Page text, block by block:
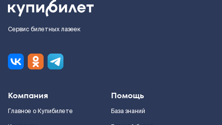
Сервис билетных лазеек
Компания
Главное о Купибилете
Помощь
База знаний